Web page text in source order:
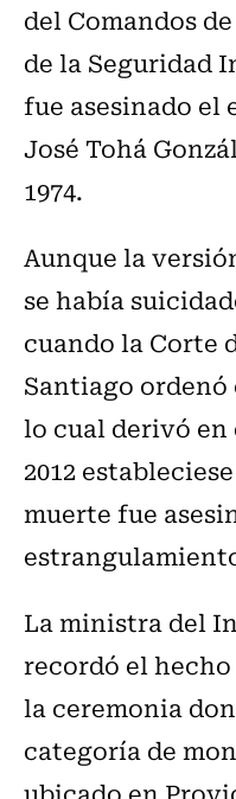
del Comandos
de la Seguridad
fue asesinado el
José Tohá
1974.
Aunque la
se había
cuando la Corte
Santiago
lo cual derivó
2012
muerte fue
La ministra del
recordó el
la ceremonia
categoría de